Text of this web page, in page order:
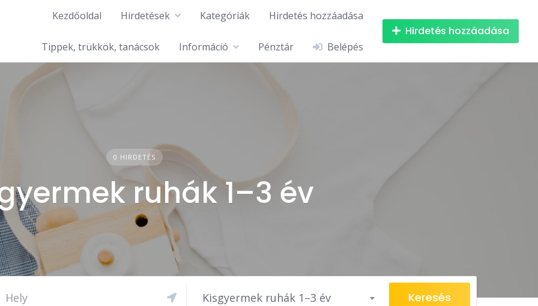
Kezdőoldal Hirdetések Kategóriák Hirdetés hozzáadása
Tippek, trükkök, tanácsok Információ Pénztár Belépés
Hirdetés hozzáadása
0 HIRDETÉS
ruhák 1–3 év
Kisgyermek ruhák 1–3 év Keresés